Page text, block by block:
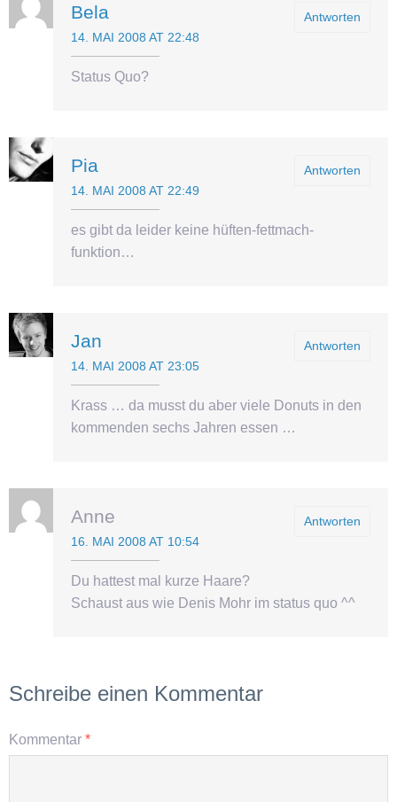
Antworten
Bela
14. MAI 2008 AT 22:48
Status Quo?
Antworten
Pia
14. MAI 2008 AT 22:49
es gibt da leider keine hüften-fettmach-
funktion…
Antworten
Jan
14. MAI 2008 AT 23:05
Krass … da musst du aber viele Donuts in den
kommenden sechs Jahren essen …
Antworten
Anne
16. MAI 2008 AT 10:54
Du hattest mal kurze Haare?
Schaust aus wie Denis Mohr im status quo ^^
Schreibe einen Kommentar
Kommentar *